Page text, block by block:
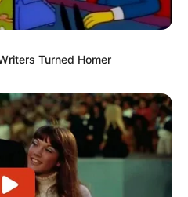
Turned Homer